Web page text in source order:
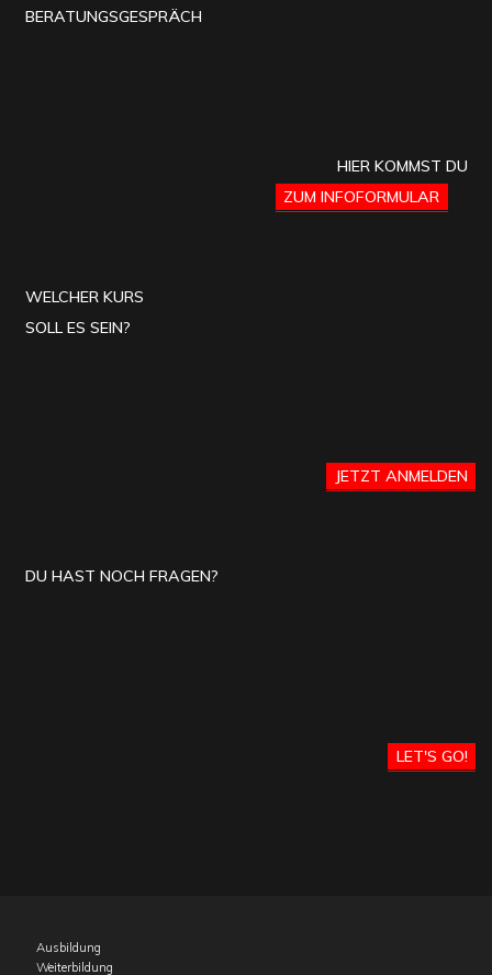
BERATUNGSGESPRÄCH
HIER KOMMST DU
ZUM INFOFORMULAR
WELCHER KURS
SOLL ES SEIN?
JETZT ANMELDEN
DU HAST NOCH FRAGEN?
LET'S GO!
Ausbildung
Weiterbildung